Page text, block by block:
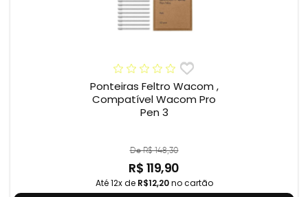
Ponteiras Feltro Wacom ,
Compatível Wacom Pro
Pen 3
De R$ 148,30
R$ 119,90
Até 12x de R$12,20no cartão